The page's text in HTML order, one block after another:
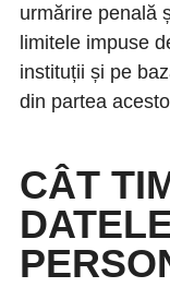
urmărire penală
limitele impuse
instituții și pe
din partea
CÂT